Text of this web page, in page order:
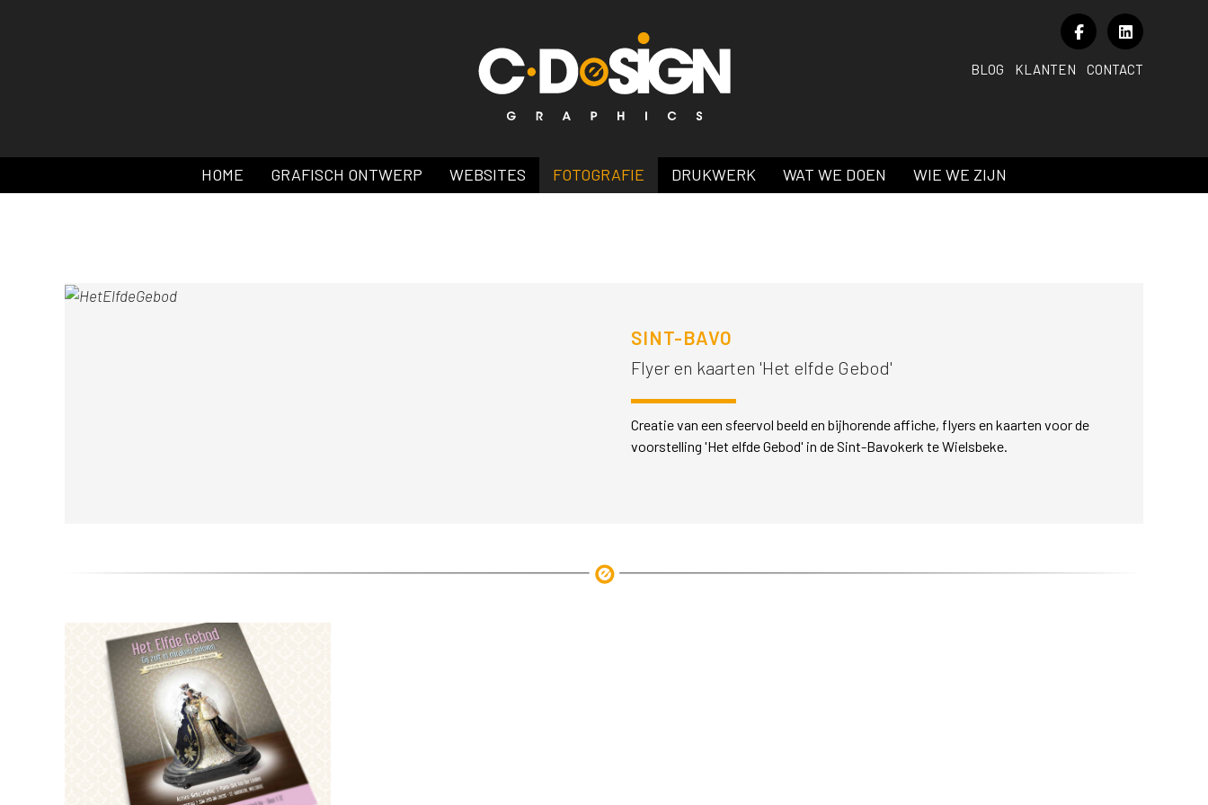
BLOG KLANTEN CONTACT
HOME GRAFISCH ONTWERP WEBSITES FOTOGRAFIE DRUKWERK WAT WE DOEN WIE WE ZIJN
SINT-BAVO
Flyer en kaarten 'Het elfde Gebod'
Creatie van een sfeervol beeld en bijhorende affiche, flyers en kaarten voor de
voorstelling 'Het elfde Gebod' in de Sint-Bavokerk te Wielsbeke.